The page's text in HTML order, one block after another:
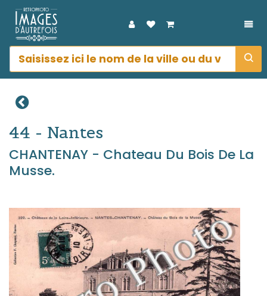
44 - Nantes
CHANTENAY - Chateau Du Bois De La
Musse.